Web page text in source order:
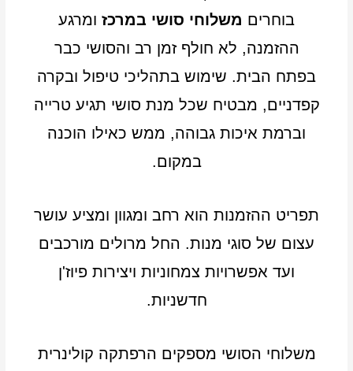
בוחרים משלוחי סושי במרכז ומרגע
ההזמנה, לא חולף זמן רב והסושי כבר
בפתח הבית. שימוש בתהליכי טיפול ובקרה
קפדניים, מבטיח שכל מנת סושי תגיע טרייה
וברמת איכות גבוהה, ממש כאילו הוכנה
במקום.
תפריט ההזמנות הוא רחב ומגוון ומציע עושר
עצום של סוגי מנות. החל מרולים מורכבים
ועד אפשרויות צמחוניות ויצירות פיוז'ן
חדשניות.
משלוחי הסושי מספקים הרפתקה קולינרית